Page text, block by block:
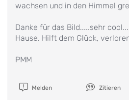
wachsen und in den Himmel
Danke für das Bild.....sehr
Hause. Hilft dem Glück,
PMM
Melden Zitieren